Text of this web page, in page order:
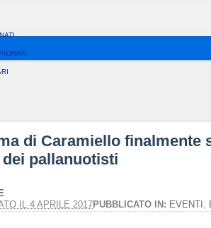
di Caramiello finalmente
pallanuotisti
IL 4 APRILE 2017PUBBLICATO IN: EVENTI ,